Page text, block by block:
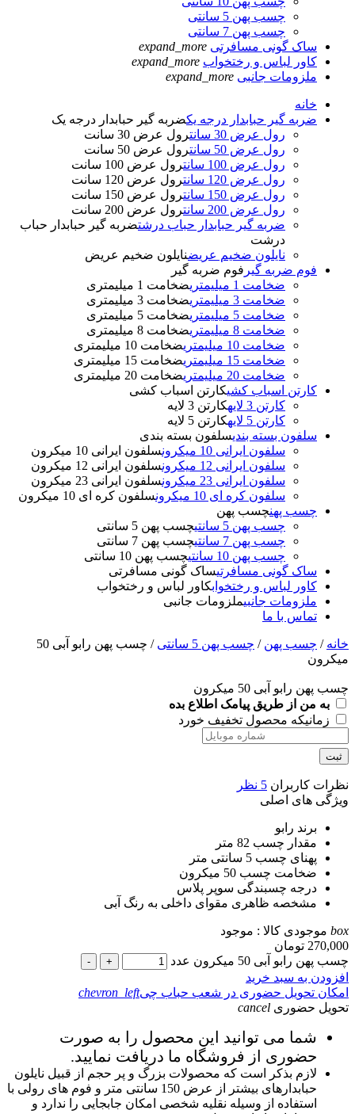
چسب پهن 5 سانتی
چسب پهن 7 سانتی
ساک گونی مسافرتی expand_more
کاور لباس و رختخواب expand_more
ملزومات جانبی expand_more
خانه
ضربه گیر حبابدار درجه یکضربه گیر حبابدار درجه یک
رول عرض 30 سانت
رول عرض 30 سانت
رول عرض 50 سانت
رول عرض 50 سانت
رول عرض 100 سانت
رول عرض 100 سانت
رول عرض 120 سانت
رول عرض 120 سانت
رول عرض 150 سانت
رول عرض 150 سانت
رول عرض 200 سانت
رول عرض 200 سانت
ضربه گیر حبابدار حباب درشتضربه گیر حبابدار حباب
درشت
نایلون ضخیم عریضنایلون ضخیم عریض
فوم ضربه گیر فوم ضربه گیر
ضخامت 1 میلیمتری
ضخامت 1 میلیمتری
ضخامت 3 میلیمتری
ضخامت 3 میلیمتری
ضخامت 5 میلیمتری
ضخامت 5 میلیمتری
ضخامت 8 میلیمتری
ضخامت 8 میلیمتری
ضخامت 10 میلیمتری
ضخامت 10 میلیمتری
ضخامت 15 میلیمتری
ضخامت 15 میلیمتری
ضخامت 20 میلیمتری
ضخامت 20 میلیمتری
کارتن اسباب کشیکارتن اسباب کشی
کارتن 3 لایه
کارتن 3 لایه
کارتن 5 لایه
کارتن 5 لایه
سلفون بسته بندیسلفون بسته بندی
سلفون ایرانی 10 میکرون
سلفون ایرانی 10 میکرون
سلفون ایرانی 12 میکرون
سلفون ایرانی 12 میکرون
سلفون ایرانی 23 میکرون
سلفون ایرانی 23 میکرون
سلفون کره ای 10 میکرون
سلفون کره ای 10 میکرون
چسب پهنچسب پهن
چسب پهن 5 سانتی
چسب پهن 5 سانتی
چسب پهن 7 سانتی
چسب پهن 7 سانتی
چسب پهن 10 سانتی
چسب پهن 10 سانتی
ساک گونی مسافرتیساک گونی مسافرتی
کاور لباس و رختخوابکاور لباس و رختخواب
ملزومات جانبیملزومات جانبی
تماس با ما
خانه / چسب پهن / چسب پهن 5 سانتی
/ چسب پهن رابو آبی 50
میکرون
چسب پهن رابو آبی 50 میکرون
به من از طریق پیامک اطلاع بده
زمانیکه محصول تخفیف خورد
ثبت
نظرات کاربران 5 نظر
ویژگی های اصلی
برند رابو
مقدار چسب 82 متر
پهنای چسب 5 سانتی متر
ضخامت چسب 50 میکرون
درجه چسبندگی سوپر پلاس
مشخصه ظاهری مقوای داخلی به رنگ آبی
box موجودی کالا : موجود
270,000 تومان
چسب پهن رابو آبی 50 میکرون عدد
+
-
افزودن به سبد خرید
امکان تحویل حضوری در شعب حباب چیchevron_left
تحویل حضوری cancel
شما می توانید این محصول را به صورت
حضوری از فروشگاه ما دریافت نمایید.
لازم بذکر است که محصولات بزرگ و پر حجم از قبیل نایلون
حبابدارهای بیشتر از عرض 150 سانتی متر و فوم های رولی با
استفاده از وسیله نقلیه شخصی امکان جابجایی را ندارد و